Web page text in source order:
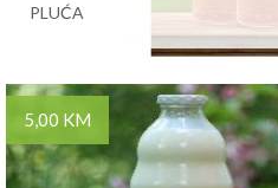
PLUĆA
5,00 KM